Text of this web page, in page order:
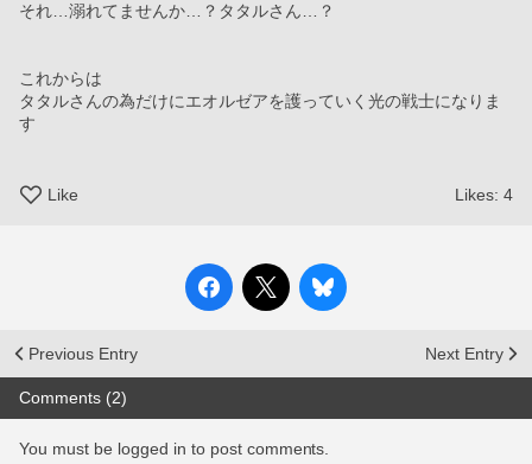
それ…溺れてませんか…？タタルさん…？
これからは
タタルさんの為だけにエオルゼアを護っていく光の戦士になりま
す
Like Likes: 4
Previous Entry Next Entry
Comments (2)
You must be logged in to post comments.